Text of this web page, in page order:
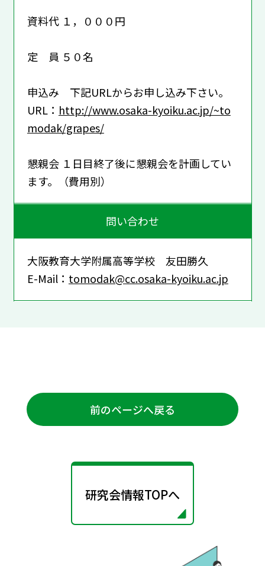
資料代 １，０００円
定 員 ５０名
申込み 下記URLからお申し込み下さい。
URL： http://www.osaka-kyoiku.ac.jp/~to
modak/grapes/
懇親会 １日目終了後に懇親会を計画してい
ます。（費用別）
問い合わせ
大阪教育大学附属高等学校 友田勝久
E-Mail： tomodak@cc.osaka-kyoiku.ac.jp
前のページへ戻る
研究会情報TOPへ